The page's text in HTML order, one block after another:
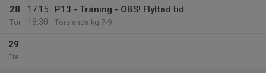
28
Tor
17:15
18:30
P13 - Träning - OBS! Flyttad tid
Torslanda kg 7-9
29
Fre